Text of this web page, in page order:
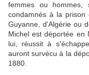
femmes ou hommes,
condamnés à la
Guyanne, d'Algérie ou
Michel est déportée en
lui, réussit à
auront survécu à la
1880.